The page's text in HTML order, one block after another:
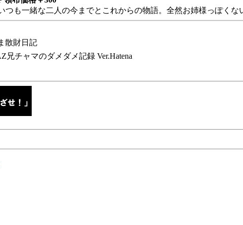
も一緒な二人の今までとこれからの物語。全然お姉様っぽくな
散財日記
兄チャマのダメダメ記録 Ver.Hatena